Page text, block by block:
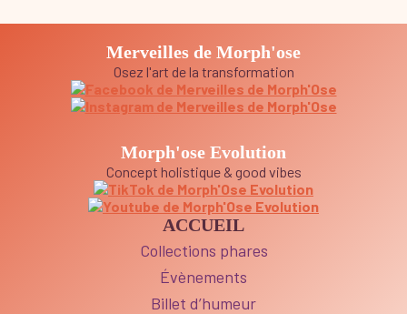
Merveilles de Morph'ose
Osez l'art de la transformation
Morph'ose Evolution
Concept holistique & good vibes
ACCUEIL
Collections phares
Évènements
Billet d’humeur